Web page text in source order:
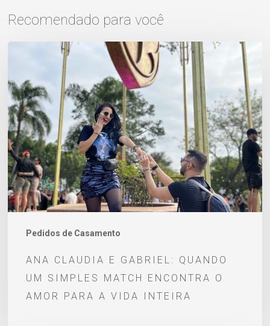
Recomendado para você
Pedidos de Casamento
e
Gabriel:
quando
um
simples
match
encontra
o
amor
inteira
ANA CLAUDIA E GABRIEL: QUANDO
UM SIMPLES MATCH ENCONTRA O
AMOR PARA A VIDA INTEIRA